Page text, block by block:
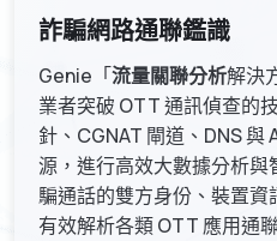
詐騙網路通聯鑑識
Genie「流量關聯分析解決
業者突破 OTT 通訊偵查的
針、CGNAT 閘道、DNS 與
源，進行高效大數據分析
騙通話的雙方身份、裝置資
有效解析各類 OTT 應用通